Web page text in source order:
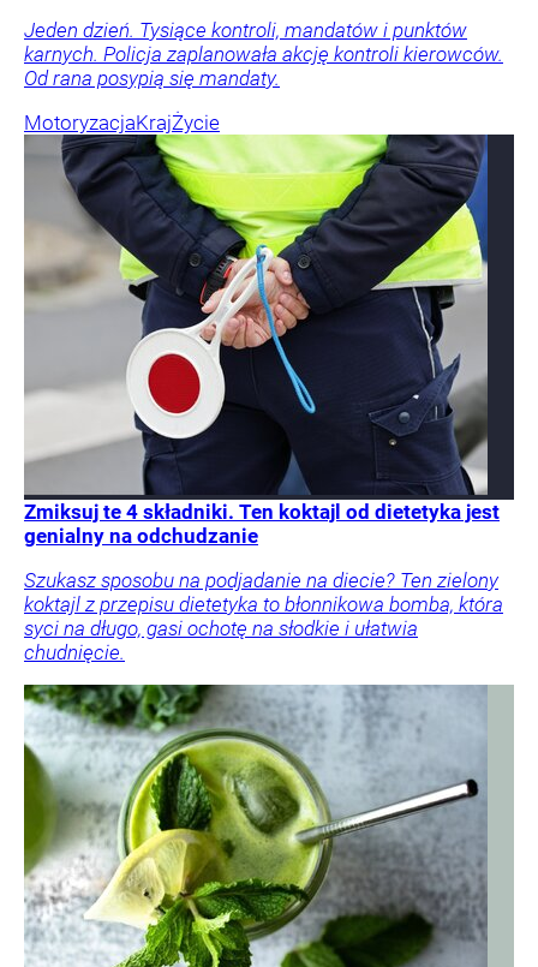
Jeden dzień. Tysiące kontroli, mandatów i punktów
karnych. Policja zaplanowała akcję kontroli kierowców.
Od rana posypią się mandaty.
MotoryzacjaKrajŻycie
Zmiksuj te 4 składniki. Ten koktajl od dietetyka jest
genialny na odchudzanie
Szukasz sposobu na podjadanie na diecie? Ten zielony
koktajl z przepisu dietetyka to błonnikowa bomba, która
syci na długo, gasi ochotę na słodkie i ułatwia
chudnięcie.